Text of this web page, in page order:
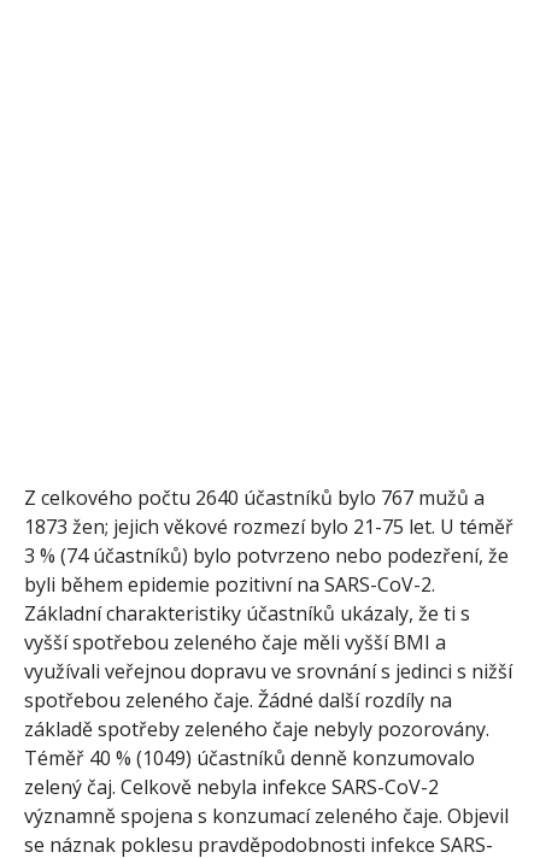
Z celkového počtu 2640 účastníků bylo 767 mužů a
1873 žen; jejich věkové rozmezí bylo 21-75 let. U téměř
3 % (74 účastníků) bylo potvrzeno nebo podezření, že
byli během epidemie pozitivní na SARS-CoV-2.
Základní charakteristiky účastníků ukázaly, že ti s
vyšší spotřebou zeleného čaje měli vyšší BMI a
využívali veřejnou dopravu ve srovnání s jedinci s nižší
spotřebou zeleného čaje. Žádné další rozdíly na
základě spotřeby zeleného čaje nebyly pozorovány.
Téměř 40 % (1049) účastníků denně konzumovalo
zelený čaj. Celkově nebyla infekce SARS-CoV-2
významně spojena s konzumací zeleného čaje. Objevil
se náznak poklesu pravděpodobnosti infekce SARS-